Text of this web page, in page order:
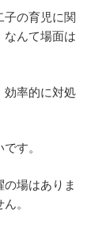
子の育児に関
なんて場面は
効率的に対処
す。
場はありま
。